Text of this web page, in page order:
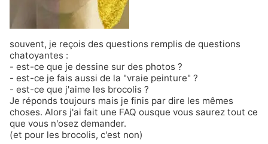
souvent, je reçois des questions remplis de questions
chatoyantes :
- est-ce que je dessine sur des photos ?
- est-ce je fais aussi de la "vraie peinture" ?
- est-ce que j'aime les brocolis ?
Je réponds toujours mais je finis par dire les mêmes
choses. Alors j'ai fait une FAQ ousque vous saurez tout ce
que vous n'osez demander.
(et pour les brocolis, c'est non)